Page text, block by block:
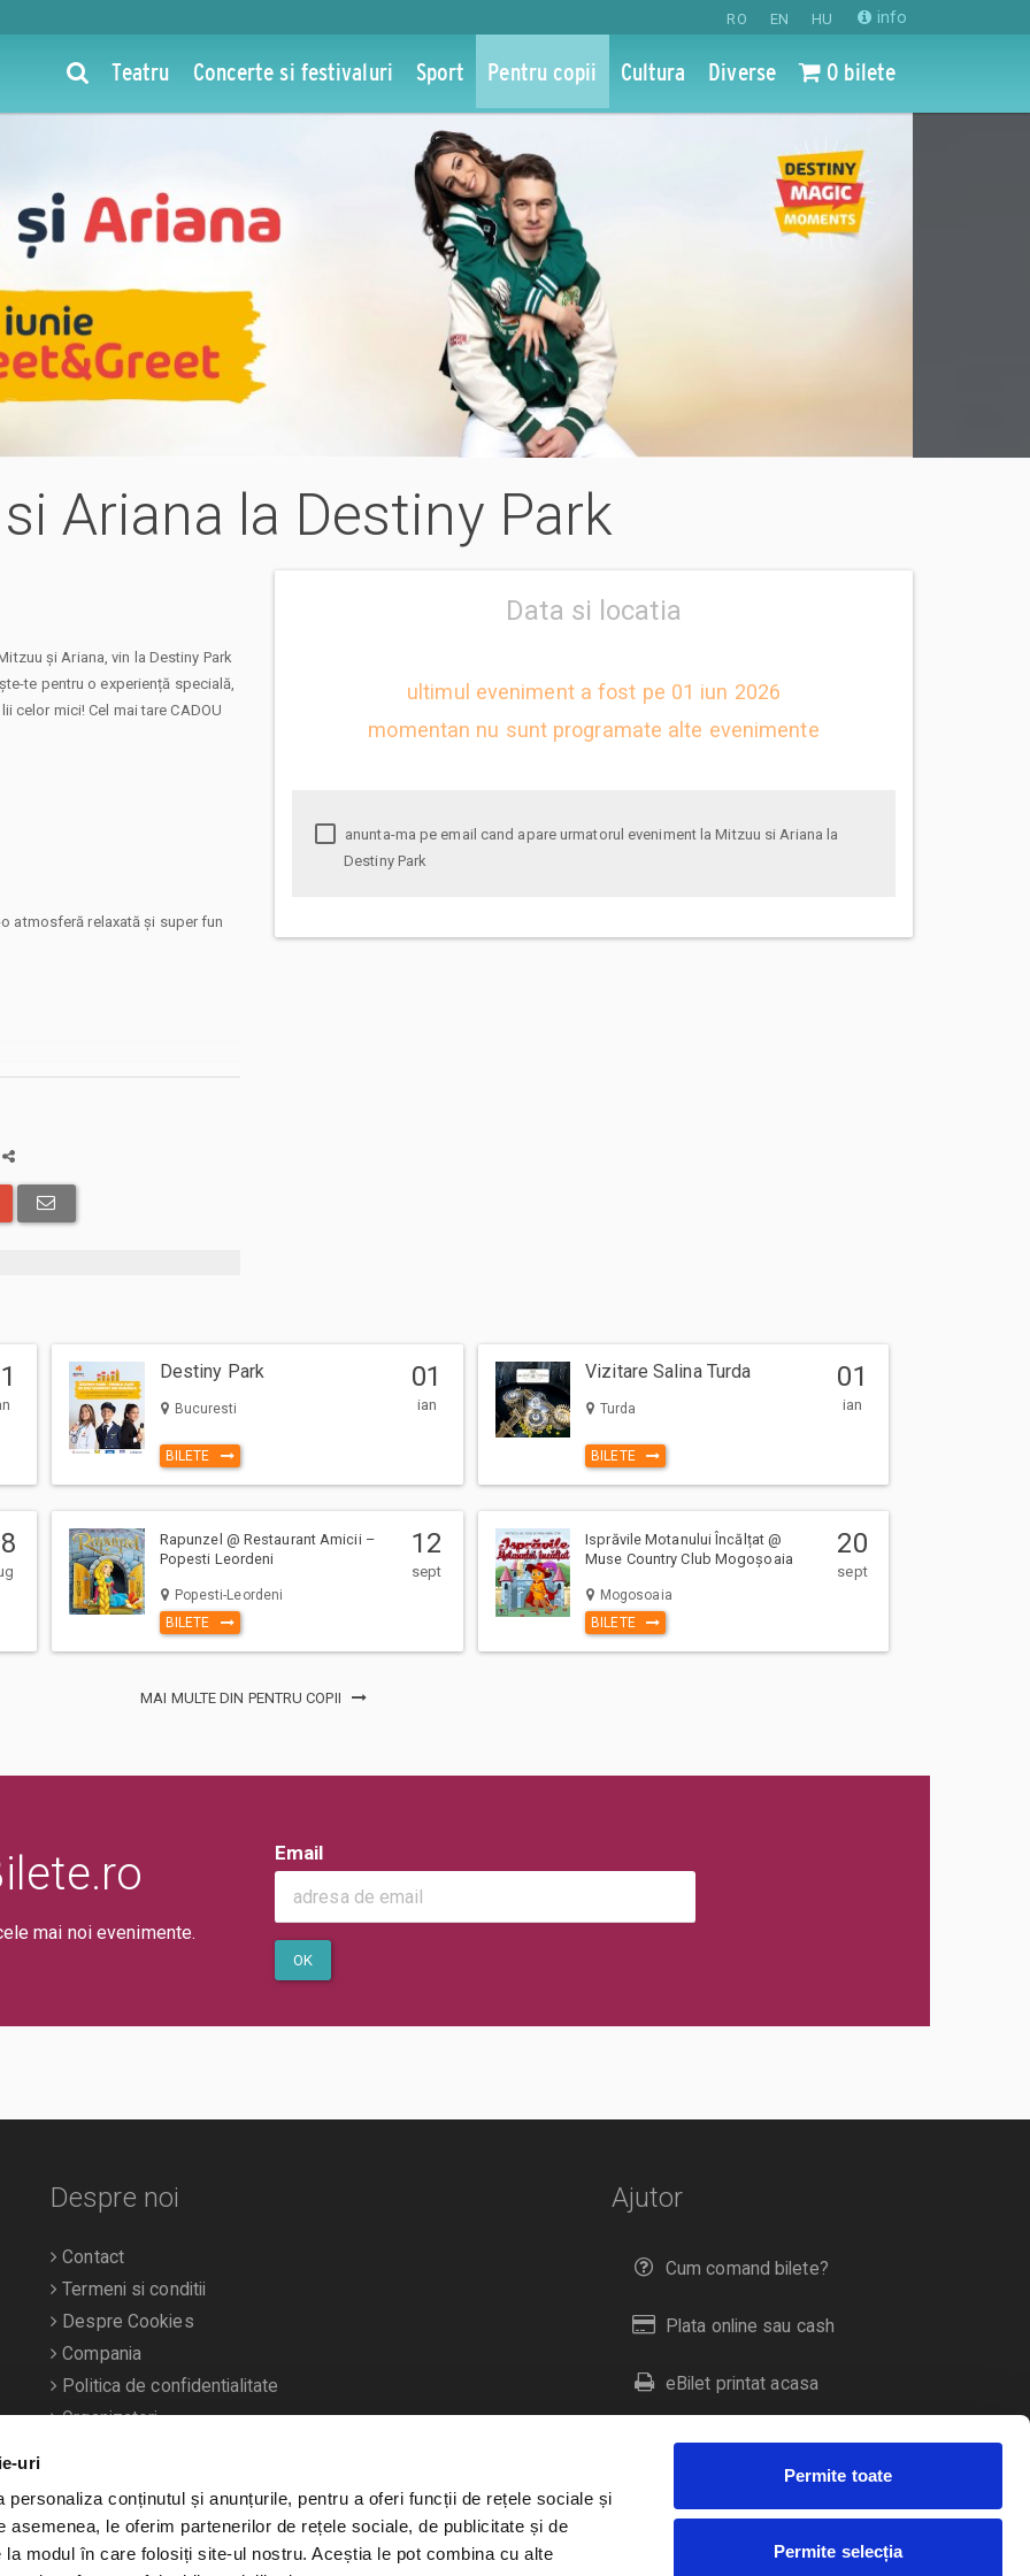
uri
personaliza conținutul și anunțurile, pentru a oferi funcții de rețele sociale și
asemenea, le oferim partenerilor de rețele sociale, de publicitate și de
modul în care folosiți site-ul nostru. Aceștia le pot combina cu alte
Permite toate
Permite selecția
RO EN HU info
Teatru Concerte si festivaluri Sport Pentru copii Cultura Diverse 0 bilete
Ariana la Destiny Park
Data si locatia
ultimul eveniment a fost pe 01 iun 2026
momentan nu sunt programate alte evenimente
Destiny Park
și Ariana, vin la Destiny Park
te pentru o experiență specială,
celor mici! Cel mai tare CADOU
atmosferă relaxată și super fun
un tricou ediție specială Mitzuu
taxe de intermediere,
bilete, afișate în pașii
Regulile de participare și
bilet individual de acces.
Destiny Park
Bucuresti
BILETE
01
ian
Vizitare Salina Turda
Turda
BILETE
01
ian
Rapunzel @ Restaurant Amicii –
Popesti Leordeni
Popesti-Leordeni
BILETE
12
sept
Isprăvile Motanului Încălțat @
Muse Country Club Mogoșoaia
Mogosoaia
BILETE
20
sept
MAI MULTE DIN PENTRU COPII
mai noi evenimente.
Email
OK
Ajutor
Cum comand bilete?
Plata online sau cash
eBilet printat acasa
Livrare prin curier
Duplicare bilete
Despre noi
Contact
Termeni si conditii
Despre Cookies
Compania
Politica de confidentialitate
Organizatori